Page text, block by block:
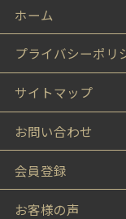
ホーム
プライバシーポリ
サイトマップ
お問い合わせ
会員登録
お客様の声